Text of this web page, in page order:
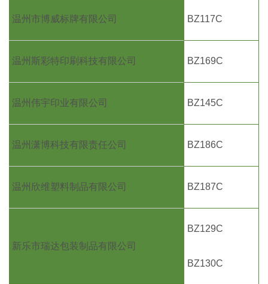
温州市博威标牌有限公司 BZ117C
温州斯彩特印刷科技有限公司 BZ169C
温州伟宇印业有限公司 BZ145C
温州潇博科技有限责任公司 BZ186C
温州欣维塑料制品有限公司 BZ187C
新乐市瑞达包装制品有限公司
BZ129C
BZ130C